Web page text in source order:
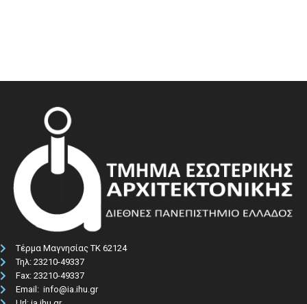
Τέρμα Μαγνησίας ΤΚ 62124
Τηλ: 23210-49337​
Fax: 23210-49337
Email: info@ia.ihu.gr